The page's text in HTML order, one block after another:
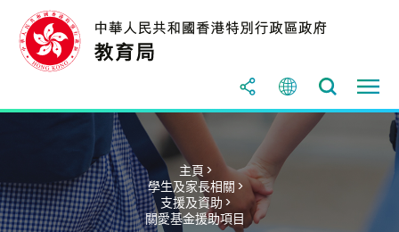
主頁 >
學生及家長相關 >
支援及資助 >
關愛基金援助項目